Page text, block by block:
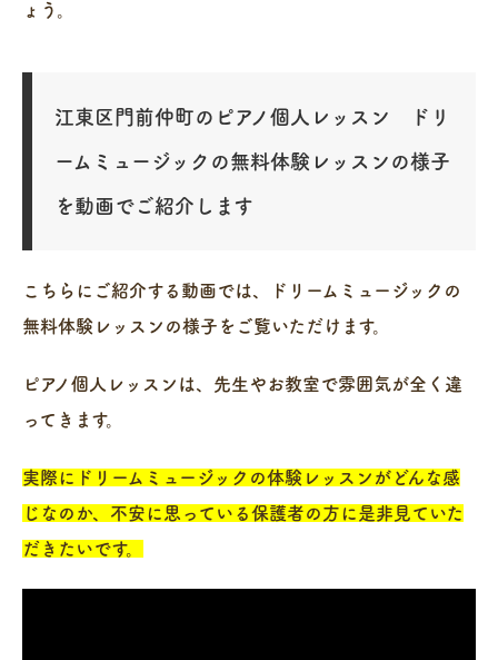
ょう。
江東区門前仲町のピアノ個人レッスン ドリ
ームミュージックの無料体験レッスンの様子
を動画でご紹介します
こちらにご紹介する動画では、ドリームミュージックの
無料体験レッスンの様子をご覧いただけます。
ピアノ個人レッスンは、先生やお教室で雰囲気が全く違
ってきます。
実際にドリームミュージックの体験レッスンがどんな感
じなのか、不安に思っている保護者の方に是非見ていた
だきたいです。